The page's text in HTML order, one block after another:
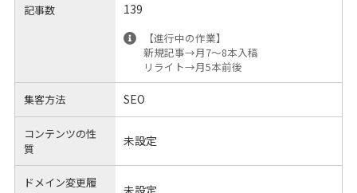
記事数 139
【進行中の作業】
新規記事→月7〜8本入稿
リライト→月5本前後
集客方法 SEO
コンテンツの性
質
未設定
ドメイン変更履
未設定